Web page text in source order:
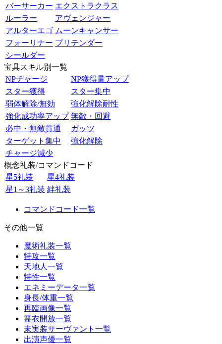
バーサーカー エクストラクラス
ルーラー
アヴェンジャー
アルターエゴ ムーンキャンサー
フォーリナー プリテンダー
シールダー
宝具スキル別一覧
NPチャージ
NP獲得量アップ
スター獲得
スター集中
弱体解除/無効
強化解除耐性
強化成功率アップ 無敵・回避
必中・無敵貫通
ガッツ
ターゲット集中
強化解除
チャージ減少
概念礼装/コマンドコード
星5礼装
星4礼装
星1～3礼装 絆礼装
コマンドコード一覧
その他一覧
魔術礼装一覧
特攻一覧
天地人一覧
特性一覧
エネミーデータ一覧
身長/体重一覧
再臨画像一覧
霊衣開放一覧
未実装サーヴァント一覧
出演声優一覧